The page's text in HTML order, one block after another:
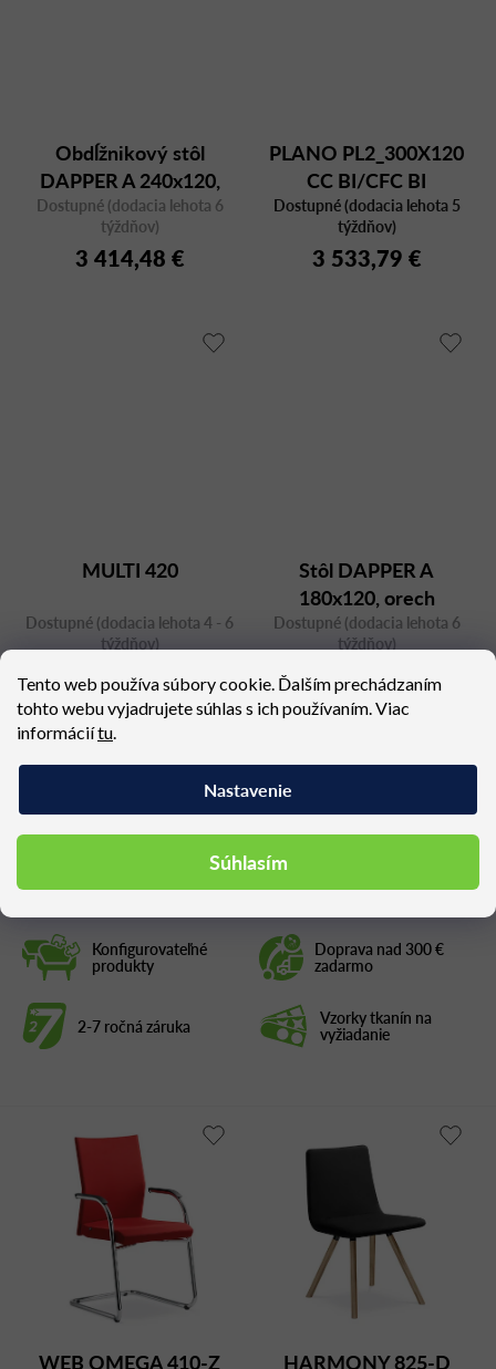
Tento web používa súbory cookie. Ďalším prechádzaním
tohto webu vyjadrujete súhlas s ich používaním. Viac
informáciítu
Nastavenie
Súhlasím
Konfigurovateľné
produkty
Doprava nad 300 €
zadarmo
2-7 ročná záruka Vzorky tkanín na
vyžiadanie
Obdĺžnikový stôl
DAPPER A 240x120,
orech
Dostupné (dodacia lehota 6
týždňov)
3 414,48 €
PLANO PL2_300X120
CC BI/CFC BI
Dostupné (dodacia lehota 5
týždňov)
3 533,79 €
MULTI 420
Dostupné (dodacia lehota 4 - 6
týždňov)
805,65 €
Stôl DAPPER A
180x120, orech
Dostupné (dodacia lehota 6
týždňov)
3 157,41 €
Podobné produkty
WEB OMEGA 410-Z HARMONY 825-D